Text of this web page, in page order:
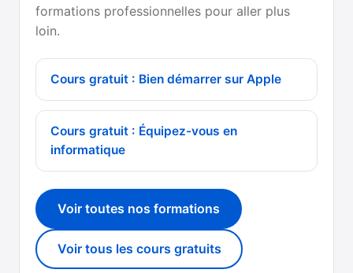
formations professionnelles pour aller plus
loin.
Cours gratuit : Bien démarrer sur Apple
Cours gratuit : Équipez-vous en
informatique
Voir toutes nos formations
Voir tous les cours gratuits